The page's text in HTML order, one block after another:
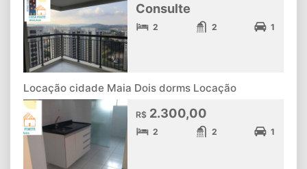
Consulte
2 2 1
Locação cidade Maia Dois dorms Locação
R$ 2.300,00
2 2 1